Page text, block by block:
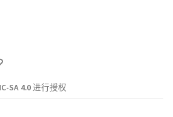
SA 4.0进行授权